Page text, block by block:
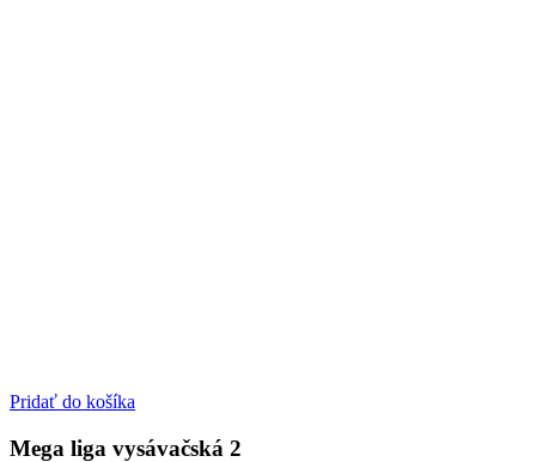
Pridať do košíka
Mega liga vysávačská 2